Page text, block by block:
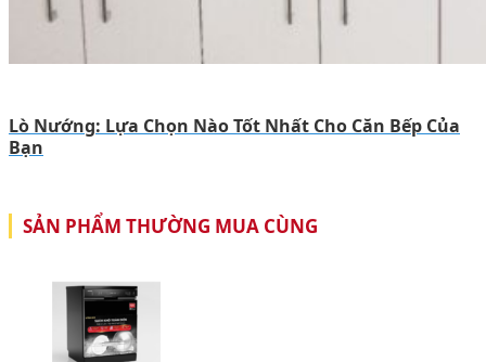
Lò Nướng: Lựa Chọn Nào Tốt Nhất Cho Căn Bếp Của
Bạn
SẢN PHẨM THƯỜNG MUA CÙNG